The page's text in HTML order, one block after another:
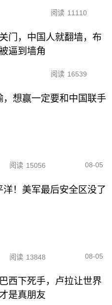
阅读 11110
门，中国人就翻墙，布
逼到墙角
阅读 16539
想赢一定要和中国联手
阅读 15056 08-05
！美军最后安全区没了
阅读 13848 08-05
西下死手，卢拉让世界
是真朋友